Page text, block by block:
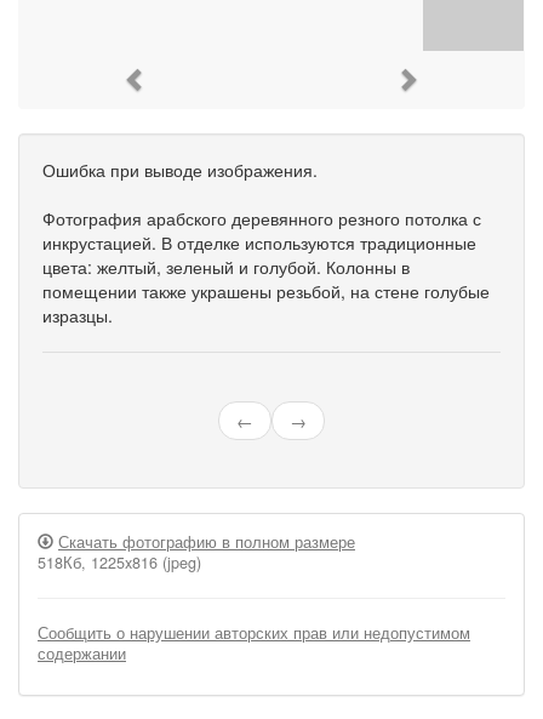
Ошибка при выводе изображения.
Фотография арабского деревянного резного потолка с
инкрустацией. В отделке используются традиционные
цвета: желтый, зеленый и голубой. Колонны в
помещении также украшены резьбой, на стене голубые
изразцы.
← →
Скачать фотографию в полном размере
518Кб, 1225x816 (jpeg)
Сообщить о нарушении авторских прав или недопустимом
содержании